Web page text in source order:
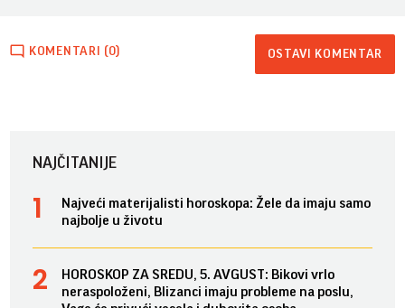
KOMENTARI (0) OSTAVI KOMENTAR
NAJČITANIJE
Najveći materijalisti horoskopa: Žele da imaju samo
najbolje u životu
HOROSKOP ZA SREDU, 5. AVGUST: Bikovi vrlo
neraspoloženi, Blizanci imaju probleme na poslu,